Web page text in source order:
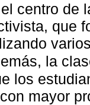
centro de
que
la
los
mayor